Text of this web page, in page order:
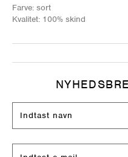
Farve: sort
Kvalitet: 100% skind